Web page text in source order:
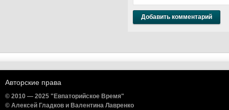
Авторские права
© 2010 — 2025 "Евпаторийское Время"
© Алексей Гладков и Валентина Лавренко